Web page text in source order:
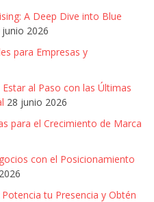
A Deep Dive into Blue
junio 2026
para Empresas y
al Paso con las Últimas
28 junio 2026
para el Crecimiento de Marca
con el Posicionamiento
tu Presencia y Obtén